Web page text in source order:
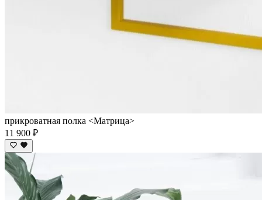
прикроватная полка <Матрица>
11 900 ₽